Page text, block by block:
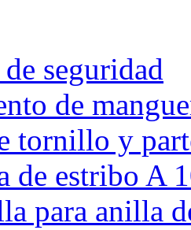
seguridad
de
tornillo y
de estribo A
para anilla